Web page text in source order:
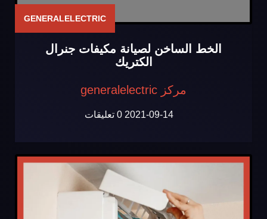
GENERALELECTRIC
الخط الساخن لصيانة مكيفات جنرال
الكتريك
مركز generalelectric
2021-09-14 0 تعليقات